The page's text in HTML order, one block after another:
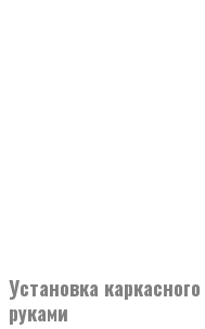
Установка
руками